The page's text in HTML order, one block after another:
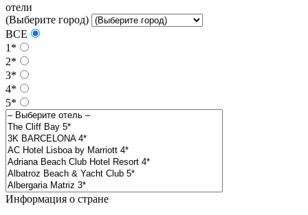
отели
(Выберите город)
ВСЕ
1*
2*
3*
4*
5*
Информация о стране